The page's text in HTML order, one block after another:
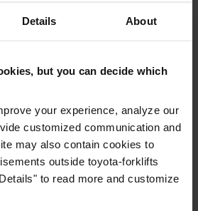
Details About
but you can decide which
your experience, analyze our
customized communication and
may also contain cookies to
outside toyota-forklifts
to read more and customize
LITHIUM-ION
nous
disposition pour vous aider pour
aux batteries ou aux chariots